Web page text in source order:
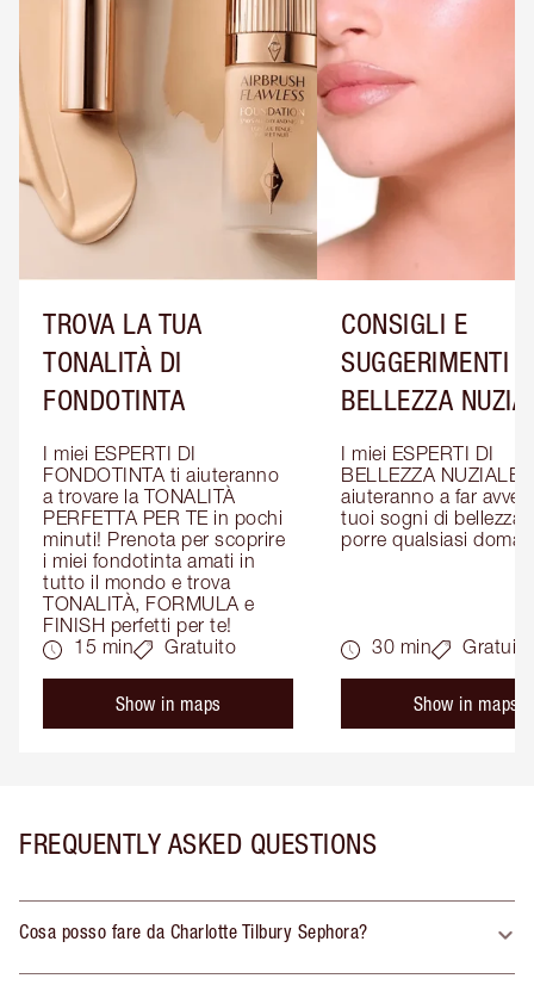
TROVA LA TUA
TONALITÀ DI
FONDOTINTA
I miei ESPERTI DI
FONDOTINTA ti aiuteranno
a trovare la TONALITÀ
PERFETTA PER TE in pochi
minuti! Prenota per scoprire
i miei fondotinta amati in
tutto il mondo e trova
TONALITÀ, FORMULA e
FINISH perfetti per te!
15 min
Gratuito
Show in maps
CONSIGLI E
SUGGERIMENTI
BELLEZZA
I miei ESPERTI DI
BELLEZZA NUZIALE
aiuteranno a far
tuoi sogni di bellezza:
porre qualsiasi
30 min Gratuito
Show in maps
FREQUENTLY ASKED QUESTIONS
Cosa posso fare da Charlotte Tilbury Sephora?